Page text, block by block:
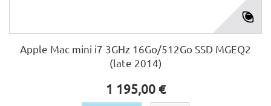
Apple Mac mini i7 3GHz 16Go/512Go SSD MGEQ2
(late 2014)
1 195,00 €